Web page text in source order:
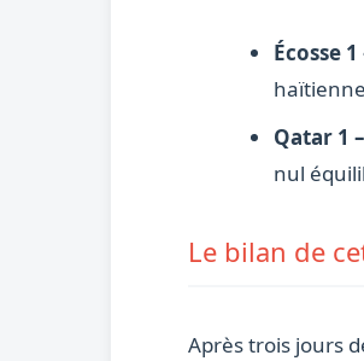
Écosse
Qatar 1
nul
Le bilan de
Après trois jours